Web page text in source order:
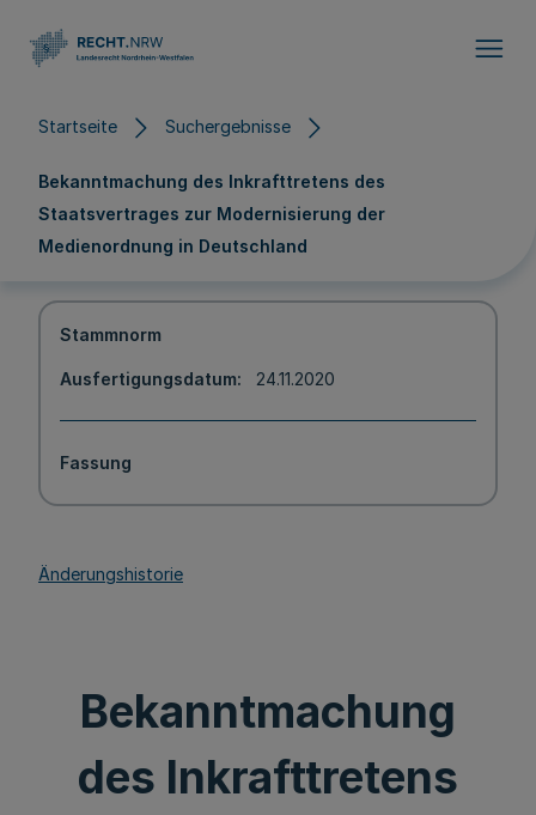
Startseite Suchergebnisse
Bekanntmachung des Inkrafttretens des
Staatsvertrages zur Modernisierung der
Medienordnung in Deutschland
Stammnorm
Ausfertigungsdatum 24.11.2020
Fassung
Änderungshistorie
Bekanntmachung
des Inkrafttretens